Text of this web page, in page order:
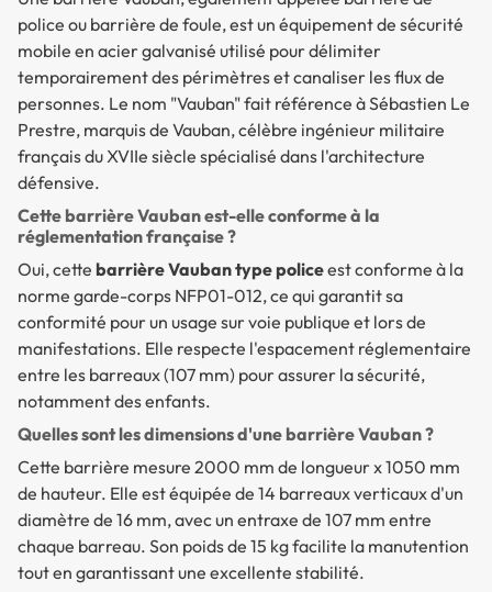
police ou barrière de foule, est un équipement de sécurité
mobile en acier galvanisé utilisé pour délimiter
temporairement des périmètres et canaliser les flux de
personnes. Le nom "Vauban" fait référence à Sébastien Le
Prestre, marquis de Vauban, célèbre ingénieur militaire
français du XVIIe siècle spécialisé dans l'architecture
défensive.
Cette barrière Vauban est-elle conforme à la
réglementation française ?
Oui, cette barrière Vauban type policeest conforme à la
norme garde-corps NFP01-012, ce qui garantit sa
conformité pour un usage sur voie publique et lors de
manifestations. Elle respecte l'espacement réglementaire
entre les barreaux (107 mm) pour assurer la sécurité,
notamment des enfants.
Quelles sont les dimensions d'une barrière Vauban ?
Cette barrière mesure 2000 mm de longueur x 1050 mm
de hauteur. Elle est équipée de 14 barreaux verticaux d'un
diamètre de 16 mm, avec un entraxe de 107 mm entre
chaque barreau. Son poids de 15 kg facilite la manutention
tout en garantissant une excellente stabilité.